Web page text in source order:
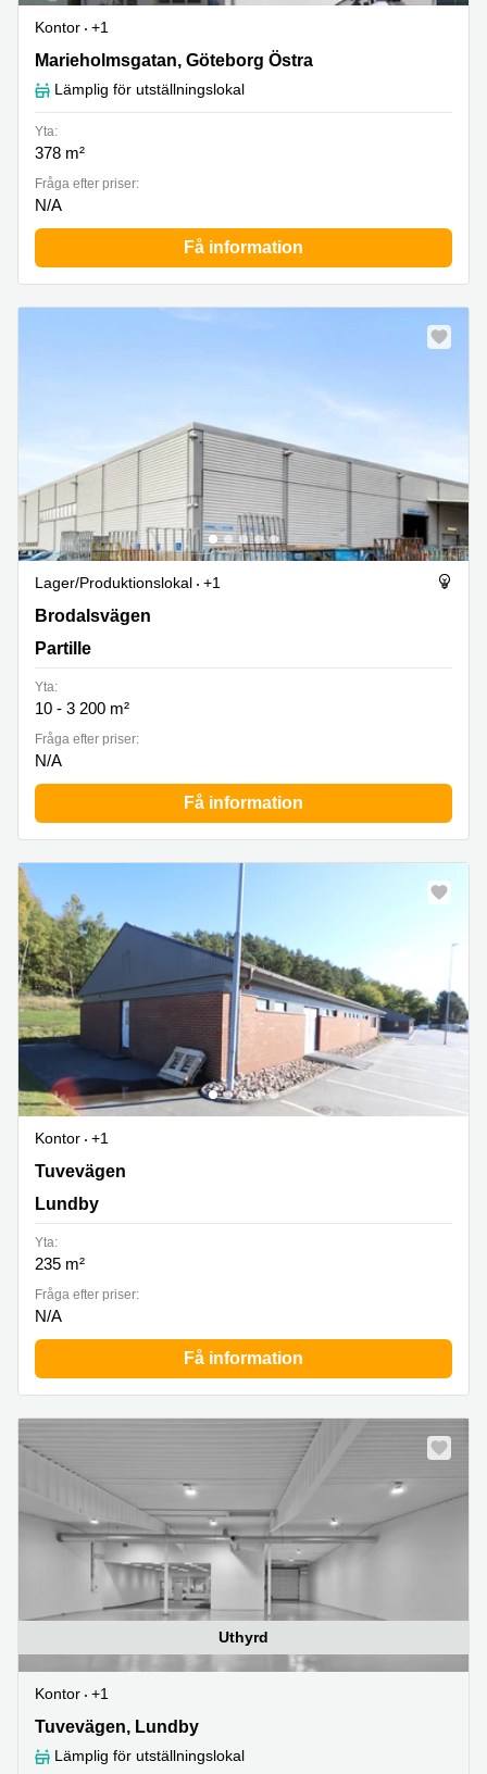
Kontor
+1
Marieholmsgatan 52, Göteborg Östra
Marieholmsgatan, Göteborg Östra
Lämplig för utställningslokal
Yta:
378 m²
Fråga efter priser:
N/A
Få information
Lager/produktionslokal
+1
Brodalsvägen 13, Partille
Brodalsvägen
Partille
Yta:
10 - 3 200 m²
Fråga efter priser:
N/A
Få information
Kontor
+1
Tuvevägen 39B, Lundby
Tuvevägen
Lundby
Yta:
235 m²
Fråga efter priser:
N/A
Få information
Uthyrd
Kontor
+1
Tuvevägen 37B, Lundby
Tuvevägen, Lundby
Lämplig för utställningslokal